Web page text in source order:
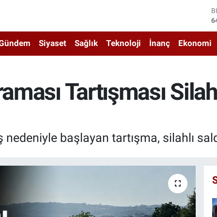
Siyaset Sağlık Teknoloji İnanç Ekonomi
Tartışması
başlayan tartışma, silahlı